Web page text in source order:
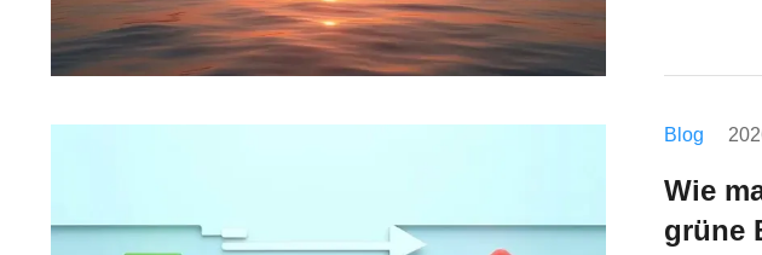
Blog
Wie
grüne